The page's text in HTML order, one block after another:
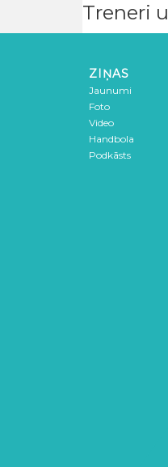
Treneri
ZIŅAS
Jaunumi
Foto
Video
Handbola
Podkāsts